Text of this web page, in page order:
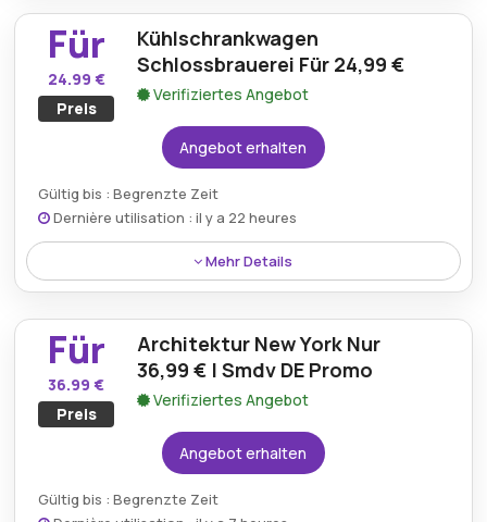
der Polarlite LED-Kerze in Warmweiß zum attraktiven
Preis von 5,49 €.
Für
24.99 €
Preis
Kühlschrankwagen
Schlossbrauerei Für 24,99 €
Verifiziertes Angebot
Angebot erhalten
Gültig bis : Begrenzte Zeit
Dernière utilisation : il y a 22 heures
Mehr Details
Genießen Sie unterwegs gekühlte Getränke mit dem
Kühlschrank der Schlossbrauerei, jetzt zum
günstigen Preis von 24,99 €.
Für
36.99 €
Preis
Architektur New York Nur
36,99 € | Smdv DE Promo
Verifiziertes Angebot
Angebot erhalten
Gültig bis : Begrenzte Zeit